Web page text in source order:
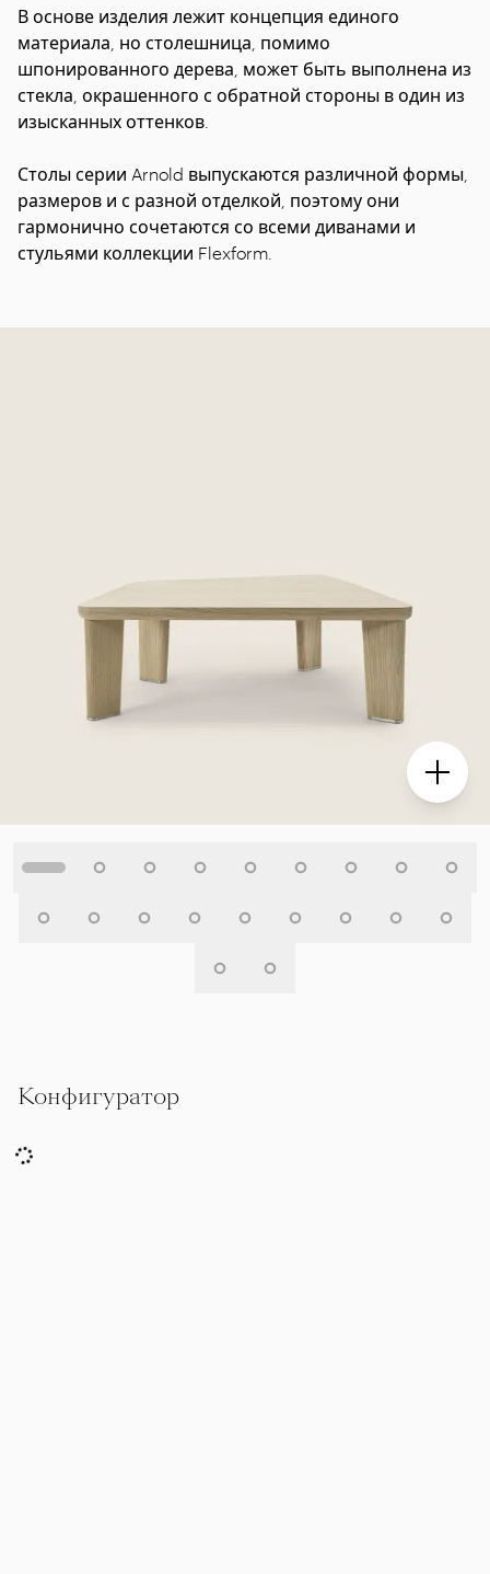
В основе изделия лежит концепция единого
материала, но столешница, помимо
шпонированного дерева, может быть выполнена из
стекла, окрашенного с обратной стороны в один из
изысканных оттенков.
Столы серии Arnold выпускаются различной формы,
размеров и с разной отделкой, поэтому они
гармонично сочетаются со всеми диванами и
стульями коллекции Flexform.
Конфигуратор